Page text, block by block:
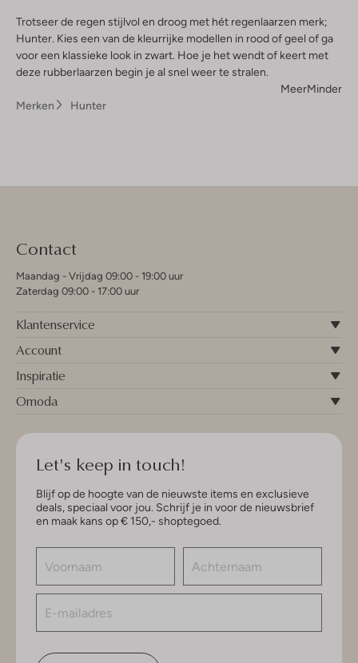
Trotseer de regen stijlvol en droog met hét regenlaarzen merk;
Hunter. Kies een van de kleurrijke modellen in rood of geel of ga
voor een klassieke look in zwart. Hoe je het wendt of keert met
deze rubberlaarzen begin je al snel weer te stralen.
MeerMinder
Merken
Hunter
Contact
Maandag - Vrijdag 09:00 - 19:00 uur
Zaterdag 09:00 - 17:00 uur
Klantenservice
Account
Inspiratie
Omoda
Let's keep in touch!
Blijf op de hoogte van de nieuwste items en exclusieve
deals, speciaal voor jou. Schrijf je in voor de nieuwsbrief
en maak kans op € 150,- shoptegoed.